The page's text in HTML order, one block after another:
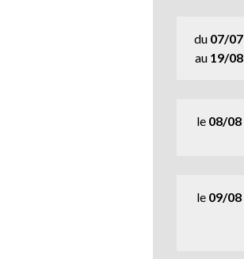
du 07/07
au 19/08
le 08/08
le 09/08